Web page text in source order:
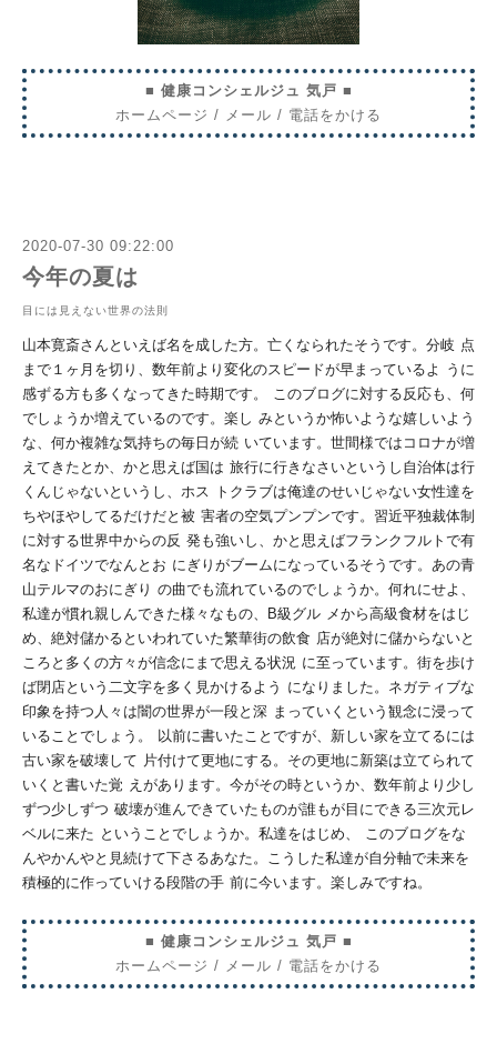
■ 健康コンシェルジュ 気戸 ■
ホームページ / メール / 電話をかける
2020-07-30 09:22:00
今年の夏は
目には見えない世界の法則
山本寛斎さんといえば名を成した方。亡くなられたそうです。分岐 点
まで１ヶ月を切り、数年前より変化のスピードが早まっているよ
うに
感ずる方も多くなってきた時期です。
このブログに対する反応も、何
でしょうか増えているのです。楽し みというか怖いような嬉しいよう
な、何か複雑な気持ちの毎日が続 いています。世間様ではコロナが増
えてきたとか、かと思えば国は 旅行に行きなさいというし自治体は行
くんじゃないというし、ホス
トクラブは俺達のせいじゃない女性達を
ちやほやしてるだけだと被 害者の空気プンプンです。習近平独裁体制
に対する世界中からの反 発も強いし、かと思えばフランクフルトで有
名なドイツでなんとお にぎりがブームになっているそうです。あの青
山テルマのおにぎり の曲でも流れているのでしょう か。何れにせよ、
私達が慣れ親しんできた様々なもの、B級グル メから高級食材をはじ
め、絶対儲かるといわれていた繁華街の飲食 店が絶対に儲からないと
ころと多くの方々が信念にまで思える状況 に至っています。街を歩け
ば閉店という二文字を多く見かけるよう になりました。ネガティブな
印象を持つ人々は闇の世界が一段と深 まっていくという観念に浸って
いることでしょう。
以前に書いたことですが、新しい家を立てるには
古い家を破壊して 片付けて更地にする。その更地に新築は立てられて
いくと書いた覚 えがあります。今がその時というか、数年前より少し
ずつ少しずつ 破壊が進んできていたものが誰もが目にできる三次元レ
ベルに来た ということでしょうか。私達をはじめ、
このブログをな
んやかんやと見続けて下さるあなた。こうした私達が自分軸で未来を
積極的に作っていける段階の手 前に今います。楽しみですね。
■ 健康コンシェルジュ 気戸 ■
ホームページ / メール / 電話をかける